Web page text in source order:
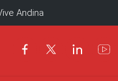
Andina